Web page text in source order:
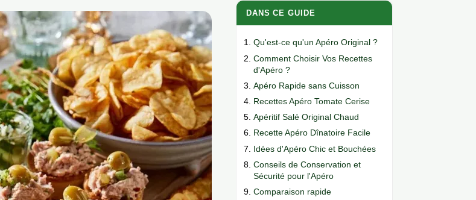
DANS CE GUIDE
Qu'est-ce qu'un Apéro Original ?
Comment Choisir Vos Recettes
d'Apéro ?
Apéro Rapide sans Cuisson
Recettes Apéro Tomate Cerise
Apéritif Salé Original Chaud
Recette Apéro Dînatoire Facile
Idées d'Apéro Chic et Bouchées
Conseils de Conservation et
Sécurité pour l'Apéro
Comparaison rapide